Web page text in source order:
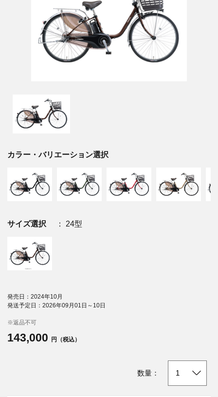
カラー・バリエーション選択
サイズ選択 ： 24型
発売日：2024年10月
発送予定日：2026年09月01日～10日
※返品不可
143,000 円（税込）
数量：